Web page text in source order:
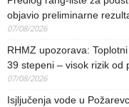
objavio preliminarne
07/08/2026
RHMZ upozorava:
39 stepeni – visok rizik od
07/08/2026
Isjljučenja vode u